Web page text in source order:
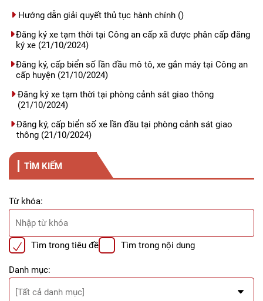
Hướng dẫn giải quyết thủ tục hành chính ()
Đăng ký xe tạm thời tại Công an cấp xã được phân cấp đăng
ký xe (21/10/2024)
Đăng ký, cấp biển số lần đầu mô tô, xe gắn máy tại Công an
cấp huyện(21/10/2024)
Đăng ký xe tạm thời tại phòng cảnh sát giao thông
(21/10/2024)
Đăng ký, cấp biển số xe lần đầu tại phòng cảnh sát giao
thông(21/10/2024)
TÌM KIẾM
Từ khóa:
Tìm trong tiêu đề Tìm trong nội dung
Danh mục: